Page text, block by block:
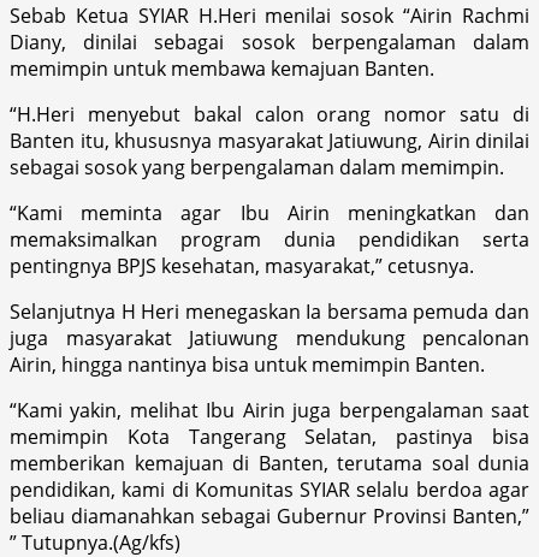
Sebab Ketua SYIAR H.Heri menilai sosok “Airin Rachmi
Diany, dinilai sebagai sosok berpengalaman dalam
memimpin untuk membawa kemajuan Banten.
“H.Heri menyebut bakal calon orang nomor satu di
Banten itu, khususnya masyarakat Jatiuwung, Airin dinilai
sebagai sosok yang berpengalaman dalam memimpin.
“Kami meminta agar Ibu Airin meningkatkan dan
memaksimalkan program dunia pendidikan serta
pentingnya BPJS kesehatan, masyarakat,” cetusnya.
Selanjutnya H Heri menegaskan Ia bersama pemuda dan
juga masyarakat Jatiuwung mendukung pencalonan
Airin, hingga nantinya bisa untuk memimpin Banten.
“Kami yakin, melihat Ibu Airin juga berpengalaman saat
memimpin Kota Tangerang Selatan, pastinya bisa
memberikan kemajuan di Banten, terutama soal dunia
pendidikan, kami di Komunitas SYIAR selalu berdoa agar
beliau diamanahkan sebagai Gubernur Provinsi Banten,”
” Tutupnya.(Ag/kfs)